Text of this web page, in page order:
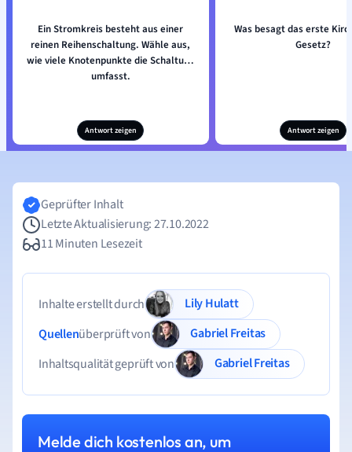
Ein Stromkreis besteht aus einer
reinen Reihenschaltung. Wähle aus,
wie viele Knotenpunkte die Schaltung
umfasst.
Antwort zeigen
Was besagt das erste
Gesetz?
Antwort zeigen
Geprüfter Inhalt
Letzte Aktualisierung: 27.10.2022
11 Minuten Lesezeit
Inhalte erstellt durch
Lily Hulatt
Quellenüberprüft von
Gabriel Freitas
Inhaltsqualität geprüft von
Gabriel Freitas
Melde dich kostenlos an, um